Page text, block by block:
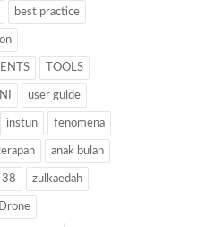
best practice
TOOLS
user guide
instun fenomena
anak bulan
zulkaedah
Drone